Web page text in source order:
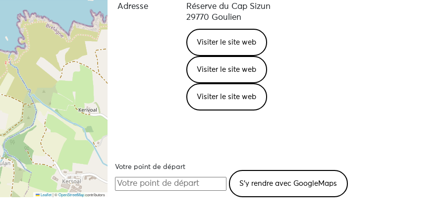
Leaflet |©OpenStreetMapcontributors
Adresse
Réserve du Cap Sizun
29770 Goulien
Visiter le site web
Visiter le site web
Visiter le site web
Votre point de départ